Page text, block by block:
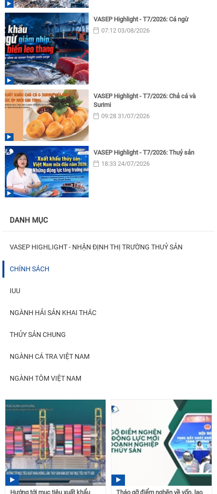
VASEP Highlight - T7/2026: Cá ngừ
07:12 03/08/2026
VASEP Highlight - T7/2026: Chả cá và
Surimi
09:28 31/07/2026
VASEP Highlight - T7/2026: Thuỷ sản
18:33 24/07/2026
DANH MỤC
VASEP HIGHLIGHT - NHẬN ĐỊNH THỊ TRƯỜNG THUỶ SẢN
CHÍNH SÁCH
IUU
NGÀNH HẢI SẢN KHAI THÁC
THỦY SẢN CHUNG
NGÀNH CÁ TRA VIỆT NAM
NGÀNH TÔM VIỆT NAM
Hướng tới mục tiêu xuất khẩu
Tháo gỡ điểm nghẽn về vốn, lao